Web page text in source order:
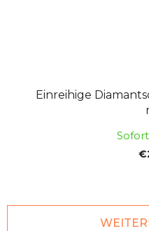
Einreihige